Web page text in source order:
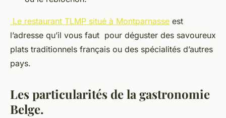
Le restaurant TLMP situé à Montparnasse est
l’adresse qu’il vous faut pour déguster des savoureux
plats traditionnels français ou des spécialités d’autres
pays.
Les particularités de la gastronomie
Belge.